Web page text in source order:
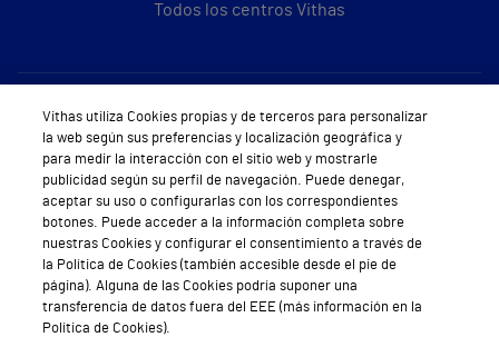
Todos los centros Vithas
Sobre Vithas
Quiénes somos
Trabajar en Vithas
Teléfono Cita Médica
Teléfono Atención al Cliente
Política de seguridad y salud en el trabajo
Vithas utiliza Cookies propias y de terceros para personalizar
la web según sus preferencias y localización geográfica y
para medir la interacción con el sitio web y mostrarle
publicidad según su perfil de navegación. Puede denegar,
aceptar su uso o configurarlas con los correspondientes
botones. Puede acceder a la información completa sobre
nuestras Cookies y configurar el consentimiento a través de
la Política de Cookies (también accesible desde el pie de
página). Alguna de las Cookies podría suponer una
transferencia de datos fuera del EEE (más información en la
Política de Cookies).